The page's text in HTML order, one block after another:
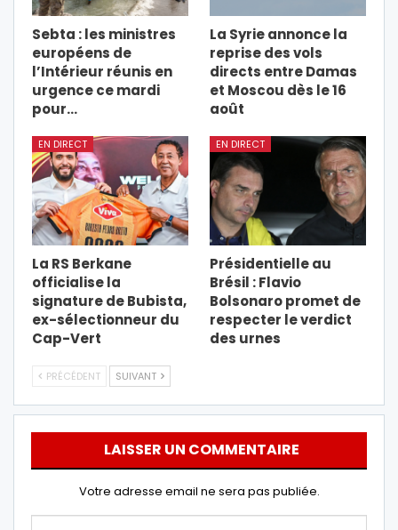
Sebta : les ministres
européens de
l’Intérieur réunis en
urgence ce mardi
pour…
La Syrie annonce la
reprise des vols
directs entre Damas
et Moscou dès le 16
août
EN DIRECT
La RS Berkane
officialise la
signature de Bubista,
ex-sélectionneur du
Cap-Vert
EN DIRECT
Présidentielle au
Brésil : Flavio
Bolsonaro promet de
respecter le verdict
des urnes
PRÉCÉDENT SUIVANT
LAISSER UN COMMENTAIRE
Votre adresse email ne sera pas publiée.